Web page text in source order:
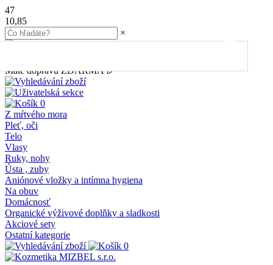
47
10,85
×
Máte dopravu ZDARMA 🎉
0
Z mŕtvého mora
Pleť, oči
Telo
Vlasy
Ruky, nohy
Ústa , zuby
Aniónové vložky a intímna hygiena
Na obuv
Domácnosť
Organické výživové doplňky a sladkosti
Akciové sety
Ostatní kategorie
0